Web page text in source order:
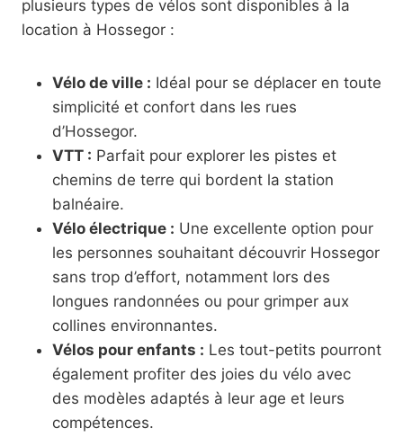
plusieurs types de vélos sont disponibles à la
location à Hossegor :
Vélo de ville : Idéal pour se déplacer en toute
simplicité et confort dans les rues
d’Hossegor.
VTT : Parfait pour explorer les pistes et
chemins de terre qui bordent la station
balnéaire.
Vélo électrique : Une excellente option pour
les personnes souhaitant découvrir Hossegor
sans trop d’effort, notamment lors des
longues randonnées ou pour grimper aux
collines environnantes.
Vélos pour enfants : Les tout-petits pourront
également profiter des joies du vélo avec
des modèles adaptés à leur age et leurs
compétences.